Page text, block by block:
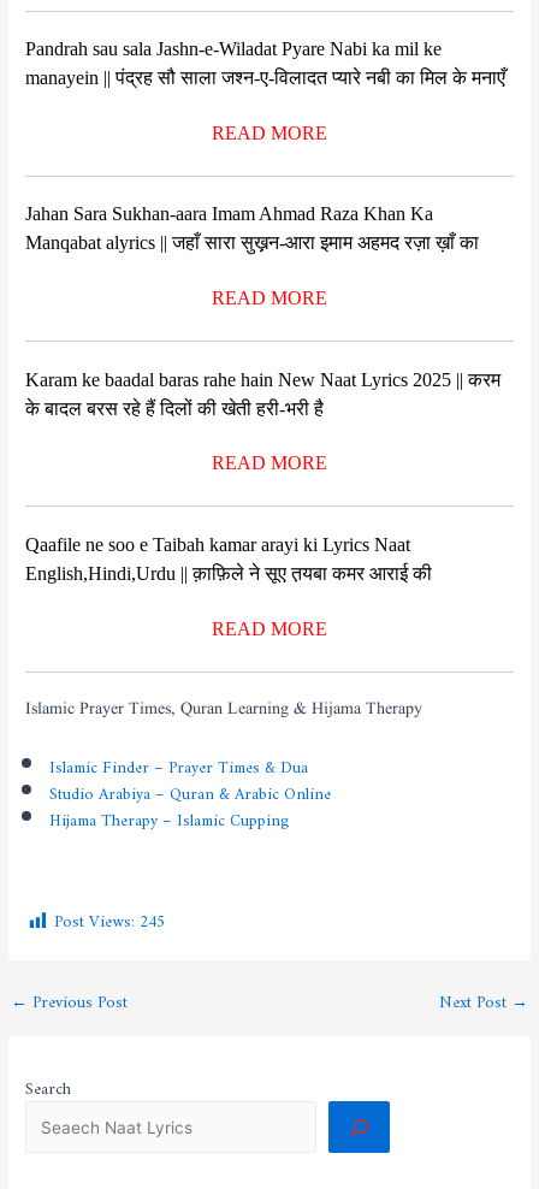
Pandrah sau sala Jashn-e-Wiladat Pyare Nabi ka mil ke
manayein || पंद्रह सौ साला जश्न-ए-विलादत प्यारे नबी का मिल के मनाएँ
READ MORE
Jahan Sara Sukhan-aara Imam Ahmad Raza Khan Ka
Manqabat alyrics || जहाँ सारा सुख़़न-आरा इमाम अहमद रज़ा ख़ाँ का
READ MORE
Karam ke baadal baras rahe hain New Naat Lyrics 2025 || करम
के बादल बरस रहे हैं दिलों की खेती हरी-भरी है
READ MORE
Qaafile ne soo e Taibah kamar arayi ki Lyrics Naat
English,Hindi,Urdu || क़ाफ़िले ने सूए त़यबा कमर आराई की
READ MORE
Islamic Prayer Times, Quran Learning & Hijama Therapy
Islamic Finder – Prayer Times & Dua
Studio Arabiya – Quran & Arabic Online
Hijama Therapy – Islamic Cupping
Post Views:245
← Previous Post Next Post→
Search